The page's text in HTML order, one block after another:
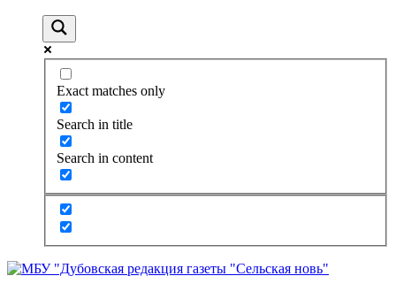
Exact matches only
Search in title
Search in content